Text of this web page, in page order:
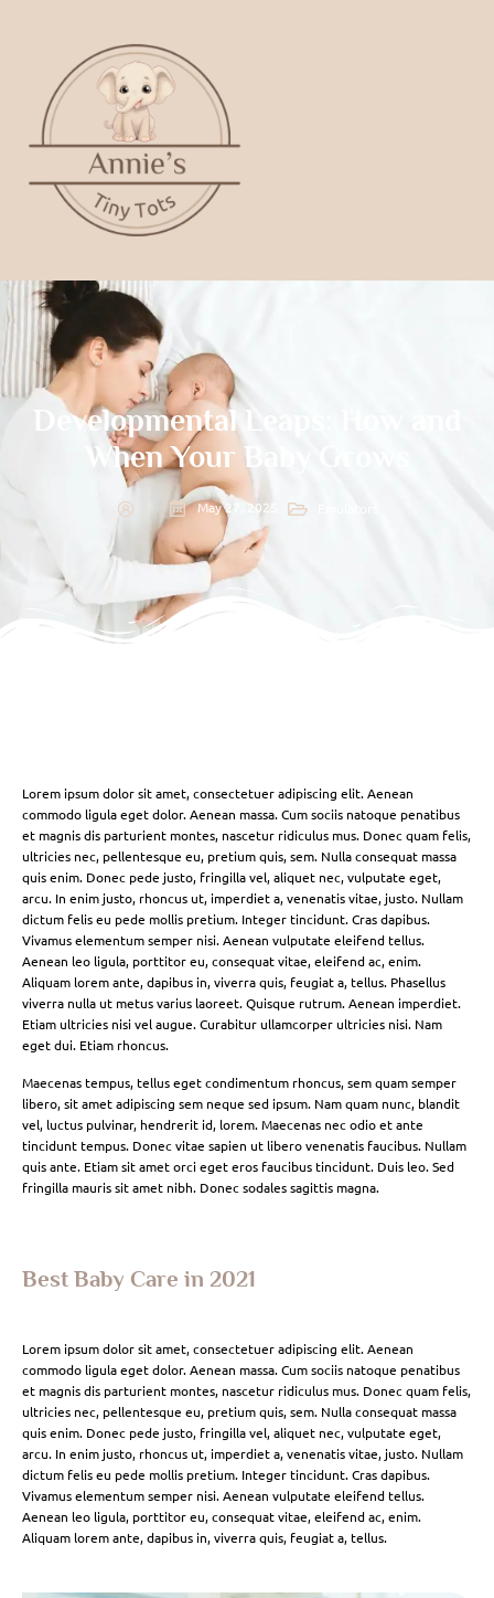
Developmental Leaps: How and
When Your Baby Grows
May 27, 2025
Lorem ipsum dolor sit amet, consectetuer adipiscing elit. Aenean
commodo ligula eget dolor. Aenean massa. Cum sociis natoque penatibus
et magnis dis parturient montes, nascetur ridiculus mus. Donec quam felis,
ultricies nec, pellentesque eu, pretium quis, sem. Nulla consequat massa
quis enim. Donec pede justo, fringilla vel, aliquet nec, vulputate eget,
arcu. In enim justo, rhoncus ut, imperdiet a, venenatis vitae, justo. Nullam
dictum felis eu pede mollis pretium. Integer tincidunt. Cras dapibus.
Vivamus elementum semper nisi. Aenean vulputate eleifend tellus.
Aenean leo ligula, porttitor eu, consequat vitae, eleifend ac, enim.
Aliquam lorem ante, dapibus in, viverra quis, feugiat a, tellus. Phasellus
viverra nulla ut metus varius laoreet. Quisque rutrum. Aenean imperdiet.
Etiam ultricies nisi vel augue. Curabitur ullamcorper ultricies nisi. Nam
eget dui. Etiam rhoncus.
Maecenas tempus, tellus eget condimentum rhoncus, sem quam semper
libero, sit amet adipiscing sem neque sed ipsum. Nam quam nunc, blandit
vel, luctus pulvinar, hendrerit id, lorem. Maecenas nec odio et ante
tincidunt tempus. Donec vitae sapien ut libero venenatis faucibus. Nullam
quis ante. Etiam sit amet orci eget eros faucibus tincidunt. Duis leo. Sed
fringilla mauris sit amet nibh. Donec sodales sagittis magna.
Best Baby Care in 2021
Lorem ipsum dolor sit amet, consectetuer adipiscing elit. Aenean
commodo ligula eget dolor. Aenean massa. Cum sociis natoque penatibus
et magnis dis parturient montes, nascetur ridiculus mus. Donec quam felis,
ultricies nec, pellentesque eu, pretium quis, sem. Nulla consequat massa
quis enim. Donec pede justo, fringilla vel, aliquet nec, vulputate eget,
arcu. In enim justo, rhoncus ut, imperdiet a, venenatis vitae, justo. Nullam
dictum felis eu pede mollis pretium. Integer tincidunt. Cras dapibus.
Vivamus elementum semper nisi. Aenean vulputate eleifend tellus.
Aenean leo ligula, porttitor eu, consequat vitae, eleifend ac, enim.
Aliquam lorem ante, dapibus in, viverra quis, feugiat a, tellus.